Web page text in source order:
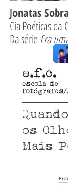
Jonatas
Cia Poéticas
Da série Era
os
Mais